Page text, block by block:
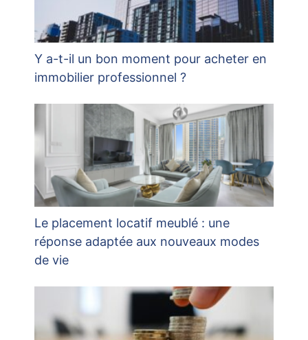
Y a-t-il un bon moment pour acheter en
immobilier professionnel ?
Le placement locatif meublé : une
réponse adaptée aux nouveaux modes
de vie